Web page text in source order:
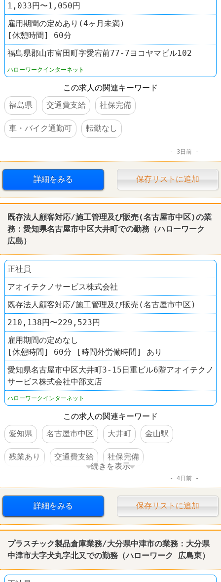
1,033円〜1,050円
雇用期間の定めあり(4ヶ月未満)
[休憩時間] 60分
福島県郡山市富田町字愛宕前77-7ヨコヤマビル102
ハローワークインターネット
この求人の関連キーワード
福島県
交通費支給 社保完備
車・バイク通勤可 転勤なし
3日前
詳細をみる 保存リストに追加
既存法人顧客対応/施工管理及び販売(名古屋市中区)の業
務：愛知県名古屋市中区大井町での勤務（ハローワーク
広島）
正社員
アオイテクノサービス株式会社
既存法人顧客対応/施工管理及び販売(名古屋市中区)
210,138円〜229,523円
雇用期間の定めなし
[休憩時間] 60分 [時間外労働時間] あり
愛知県名古屋市中区大井町3-15日重ビル6階アオイテクノ
サービス株式会社中部支店
ハローワークインターネット
この求人の関連キーワード
愛知県
名古屋市中区 大井町 金山駅
残業あり 交通費支給 社保完備
続きを表示
4日前
詳細をみる 保存リストに追加
プラスチック製品倉庫業務/大分県中津市の業務：大分県
中津市大字犬丸字北又での勤務（ハローワーク 広島東）